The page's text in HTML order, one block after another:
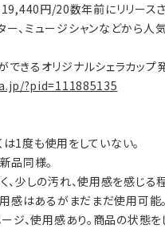
円/20数年前にリリース
ー、ミュージシャンなどから
できるオリジナルシェラカップ
?pid=111885135
は1度も使用をしていない。
品同様。
、少しの汚れ、使用感を感じる
用感はあるがまだまだ使用可能。
ージ、使用感あり。商品の状態を